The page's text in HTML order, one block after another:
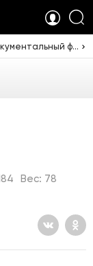
23:05 "Артур Дмитриев. Быть Человеком". Документальный фильм [12+]
Вес: 78